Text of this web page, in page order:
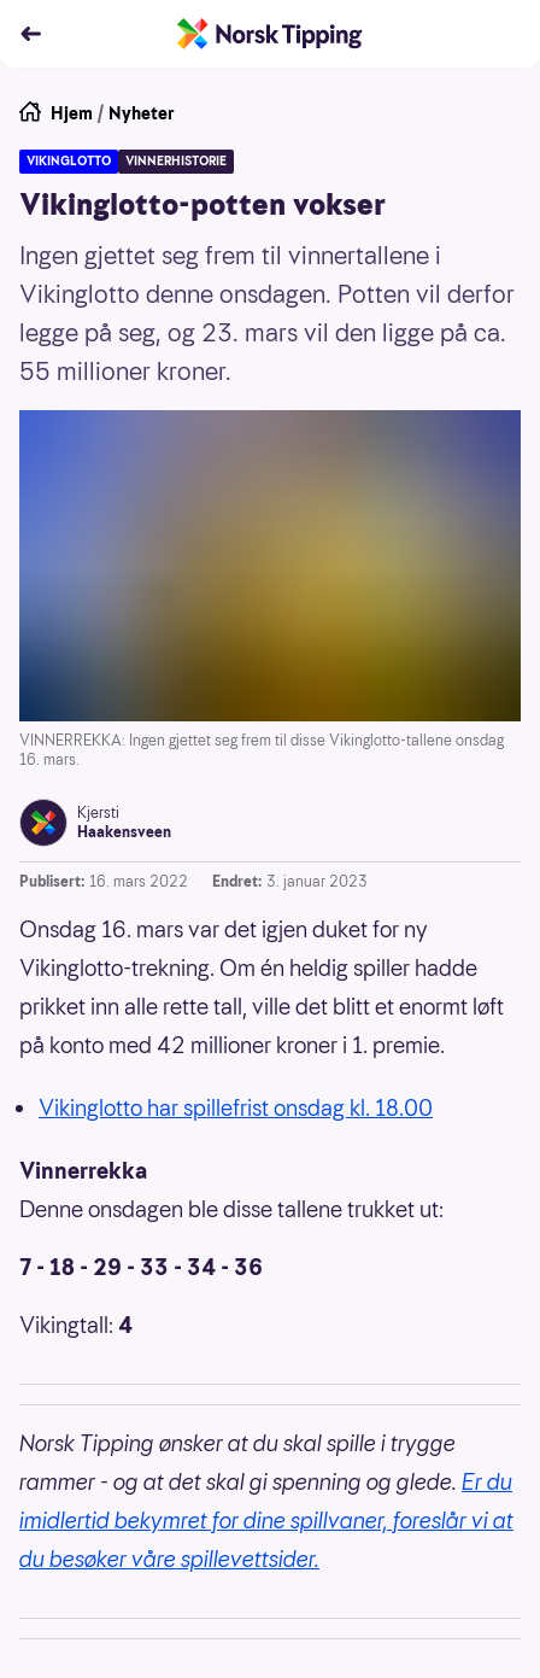
Hjem / Nyheter
VIKINGLOTTO VINNERHISTORIE
Vikinglotto-potten vokser
Ingen gjettet seg frem til vinnertallene i
Vikinglotto denne onsdagen. Potten vil derfor
legge på seg, og 23. mars vil den ligge på ca.
55 millioner kroner.
VINNERREKKA: Ingen gjettet seg frem til disse Vikinglotto-tallene onsdag
16. mars.
Kjersti
Haakensveen
Publisert: 16. mars 2022 Endret: 3. januar 2023
Onsdag 16. mars var det igjen duket for ny
Vikinglotto-trekning. Om én heldig spiller hadde
prikket inn alle rette tall, ville det blitt et enormt løft
på konto med 42 millioner kroner i 1. premie.
Vikinglotto har spillefrist onsdag kl. 18.00
Vinnerrekka
Denne onsdagen ble disse tallene trukket ut:
7 - 18 - 29 - 33 - 34 - 36
Vikingtall: 4
Norsk Tipping ønsker at du skal spille i trygge
rammer - og at det skal gi spenning og glede. Er du
imidlertid bekymret for dine spillvaner, foreslår vi at
du besøker våre spillevettsider.